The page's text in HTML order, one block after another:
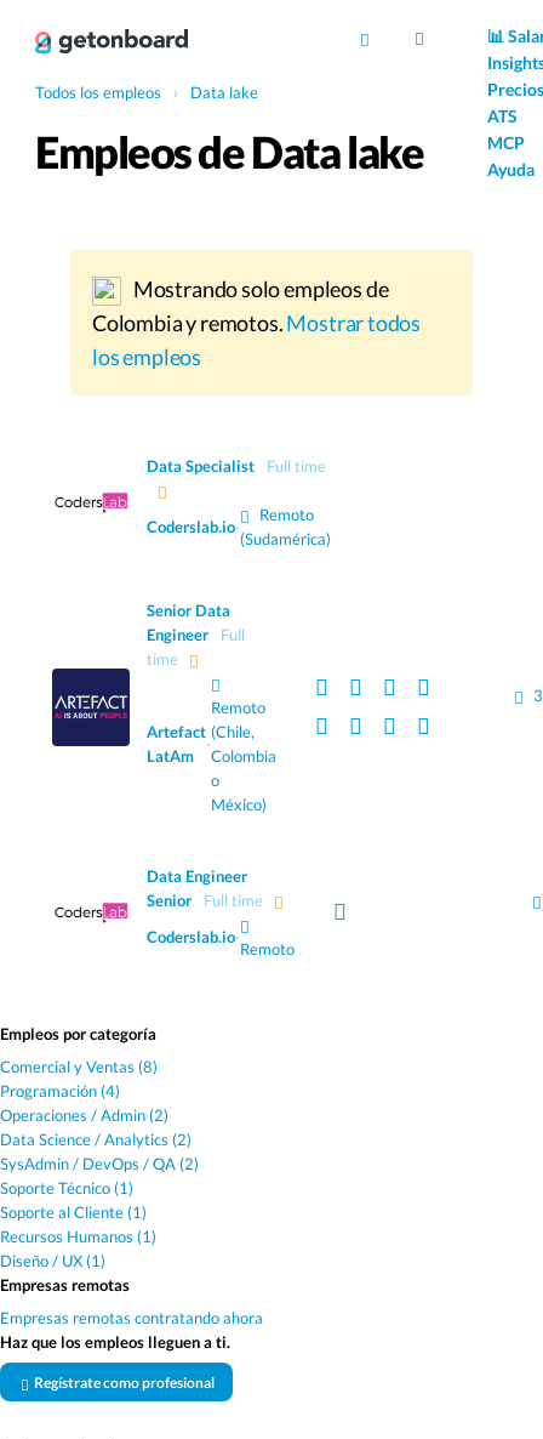
📊
Precios
ATS
MCP
Ayuda
Todos los empleos › Data lake
Empleos de Data lake
Mostrando solo empleos de
Colombia y remotos.Mostrar todos
los empleos
Data Specialist Full time
Coderslab.io·
Remoto
(Sudamérica)
Senior Data
Engineer
Full
time
Artefact
LatAm
·
Remoto
(Chile,
Colombia
o
México)
Data Engineer
Senior
Full time
Coderslab.io·
Remoto
Empleos por categoría
Comercial y Ventas (8)
Programación (4)
Operaciones / Admin (2)
Data Science / Analytics (2)
SysAdmin / DevOps / QA (2)
Soporte Técnico (1)
Soporte al Cliente (1)
Recursos Humanos (1)
Diseño / UX (1)
Empresas remotas
Empresas remotas contratando ahora
Haz que los empleos lleguen a ti.
Regístrate como profesional